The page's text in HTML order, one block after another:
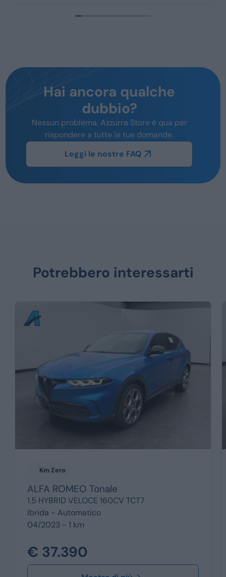
Hai ancora qualche
dubbio?
Nessun problema, Azzurra Store è qua per
rispondere a tutte le tue domande.
Leggi le nostre FAQ
Potrebbero interessarti
Km Zero
ALFA ROMEO Tonale
1.5 HYBRID VELOCE 160CV TCT7
Ibrida - Automatico
04/2023 - 1 km
€ 37.390